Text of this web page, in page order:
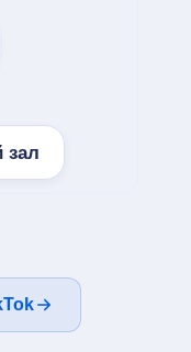
зал